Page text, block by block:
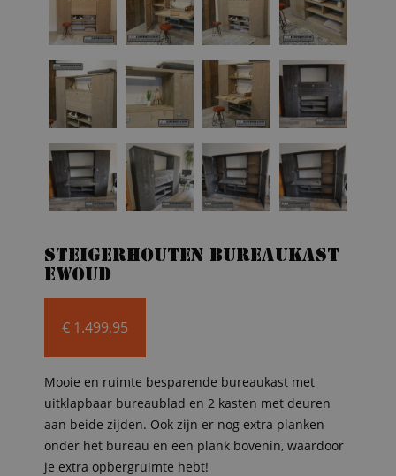
Steigerhouten bureaukast
Ewoud
€ 1.499,95
Mooie en ruimte besparende bureaukast met
uitklapbaar bureaublad en 2 kasten met deuren
aan beide zijden. Ook zijn er nog extra planken
onder het bureau en een plank bovenin, waardoor
je extra opbergruimte hebt!